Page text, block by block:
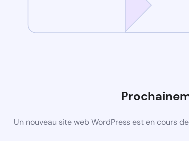
Un nouveau site web WordPress est en cours